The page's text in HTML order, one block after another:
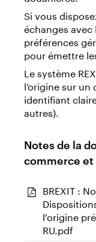
Si vous
échanges avec
préférences
pour émettre
Le système
l’origine sur
identifiant
autres).
Notes de la
commerce et
BREXIT :
l'origine
RU.pdf